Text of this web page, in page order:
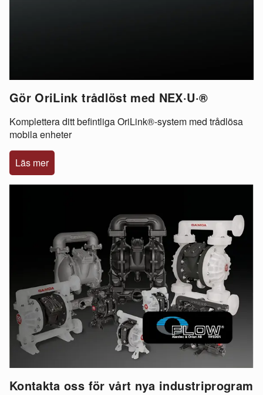
Gör OriLink trådlöst med NEX·U·®
Komplettera ditt befintliga OriLink®-system med trådlösa
mobila enheter
Läs mer
Kontakta oss för vårt nya industriprogram